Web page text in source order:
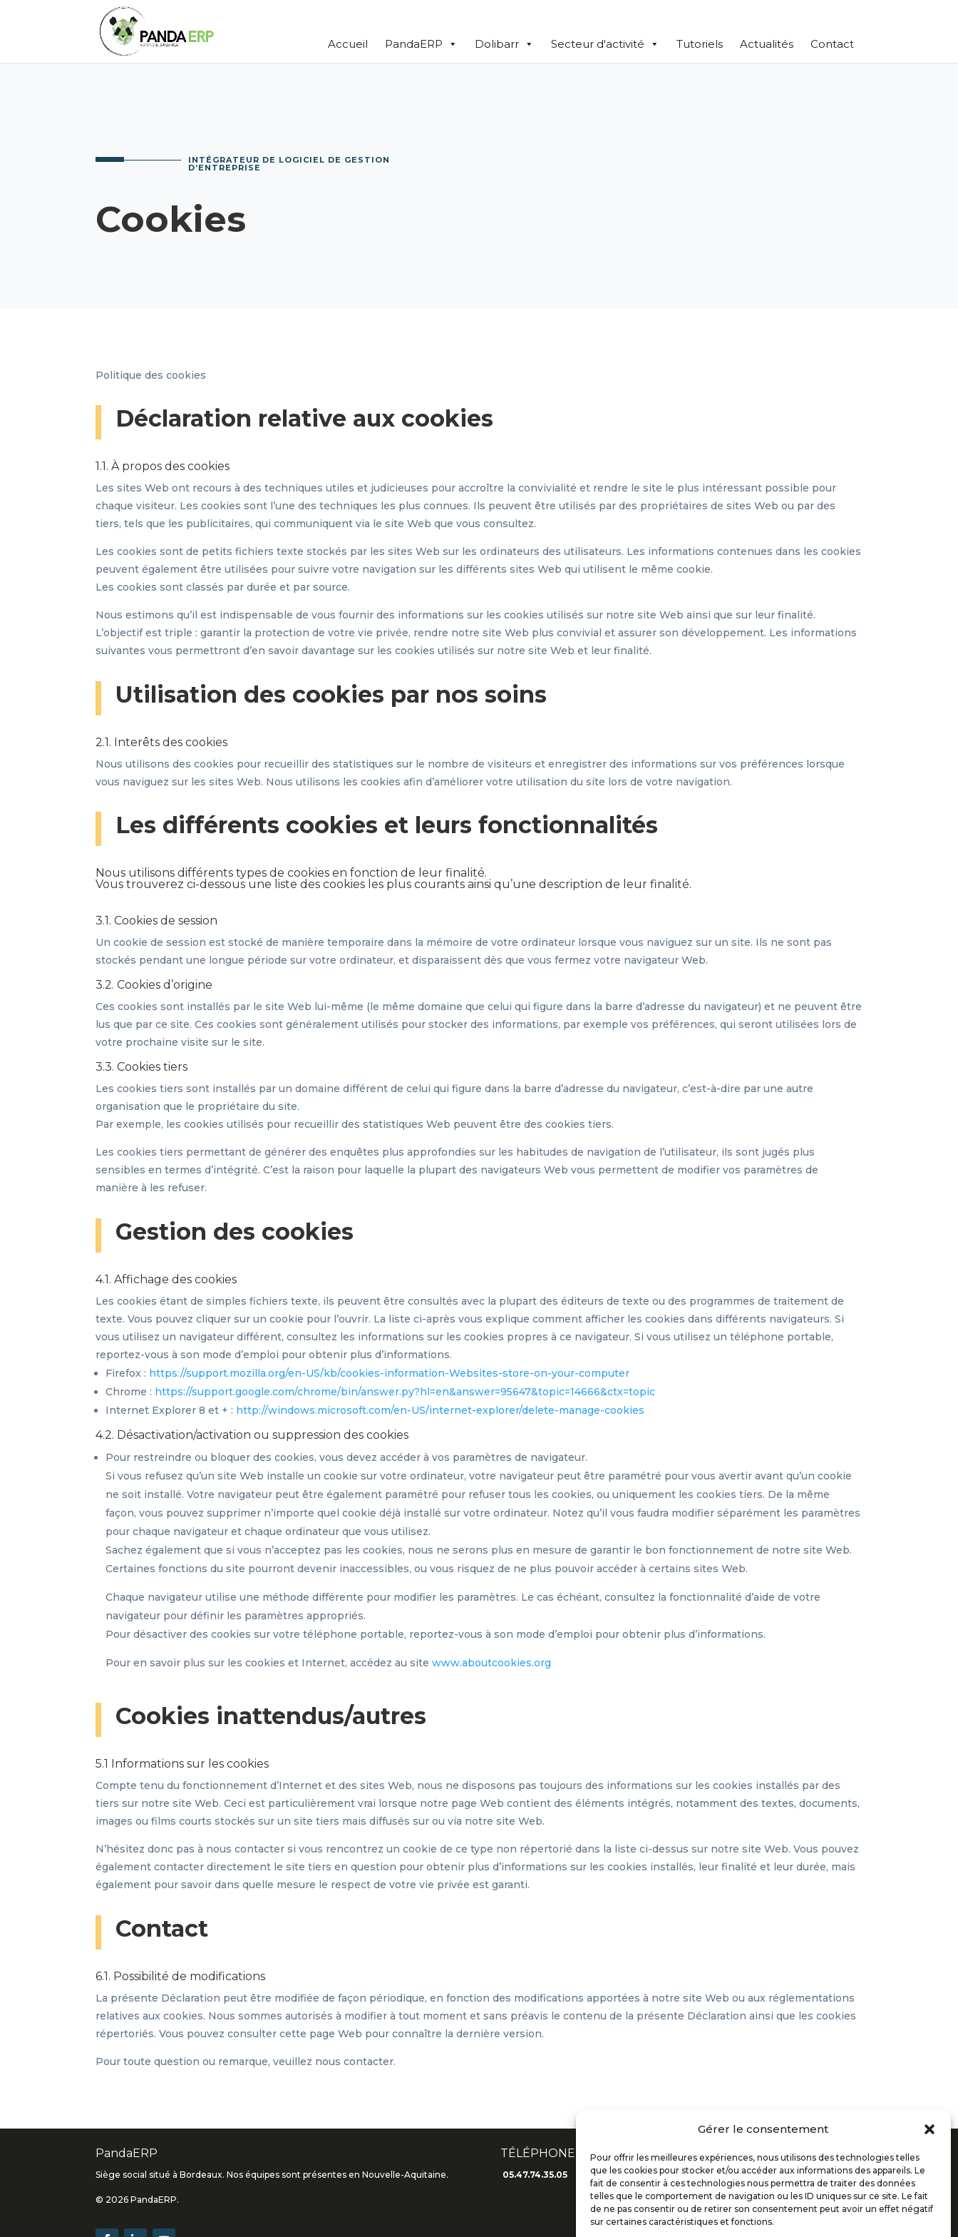
Gérer le consentement
Pour offrir les meilleures expériences, nous utilisons des technologies telles
que les cookies pour stocker et/ou accéder aux informations des appareils. Le
fait de consentir à ces technologies nous permettra de traiter des données
telles que le comportement de navigation ou les ID uniques sur ce site. Le fait
de ne pas consentir ou de retirer son consentement peut avoir un effet négatif
sur certaines caractéristiques et fonctions.
Accueil PandaERP Dolibarr Secteur d'activité Tutoriels Actualités Contact
INTÉGRATEUR DE LOGICIEL DE GESTION
D’ENTREPRISE
Cookies
Politique des cookies
Déclaration relative aux cookies
1.1. À propos des cookies
Les sites Web ont recours à des techniques utiles et judicieuses pour accroître la convivialité et rendre le site le plus intéressant possible pour
chaque visiteur. Les cookies sont l’une des techniques les plus connues. Ils peuvent être utilisés par des propriétaires de sites Web ou par des
tiers, tels que les publicitaires, qui communiquent via le site Web que vous consultez.
Les cookies sont de petits fichiers texte stockés par les sites Web sur les ordinateurs des utilisateurs. Les informations contenues dans les cookies
peuvent également être utilisées pour suivre votre navigation sur les différents sites Web qui utilisent le même cookie.
Les cookies sont classés par durée et par source.
Nous estimons qu’il est indispensable de vous fournir des informations sur les cookies utilisés sur notre site Web ainsi que sur leur finalité.
L’objectif est triple : garantir la protection de votre vie privée, rendre notre site Web plus convivial et assurer son développement. Les informations
suivantes vous permettront d’en savoir davantage sur les cookies utilisés sur notre site Web et leur finalité.
Utilisation des cookies par nos soins
2.1. Interêts des cookies
Nous utilisons des cookies pour recueillir des statistiques sur le nombre de visiteurs et enregistrer des informations sur vos préférences lorsque
vous naviguez sur les sites Web. Nous utilisons les cookies afin d’améliorer votre utilisation du site lors de votre navigation.
Les différents cookies et leurs fonctionnalités
Nous utilisons différents types de cookies en fonction de leur finalité.
Vous trouverez ci-dessous une liste des cookies les plus courants ainsi qu’une description de leur finalité.
3.1. Cookies de session
Un cookie de session est stocké de manière temporaire dans la mémoire de votre ordinateur lorsque vous naviguez sur un site. Ils ne sont pas
stockés pendant une longue période sur votre ordinateur, et disparaissent dès que vous fermez votre navigateur Web.
3.2. Cookies d’origine
Ces cookies sont installés par le site Web lui-même (le même domaine que celui qui figure dans la barre d’adresse du navigateur) et ne peuvent être
lus que par ce site. Ces cookies sont généralement utilisés pour stocker des informations, par exemple vos préférences, qui seront utilisées lors de
votre prochaine visite sur le site.
3.3. Cookies tiers
Les cookies tiers sont installés par un domaine différent de celui qui figure dans la barre d’adresse du navigateur, c’est-à-dire par une autre
organisation que le propriétaire du site.
Par exemple, les cookies utilisés pour recueillir des statistiques Web peuvent être des cookies tiers.
Les cookies tiers permettant de générer des enquêtes plus approfondies sur les habitudes de navigation de l’utilisateur, ils sont jugés plus
sensibles en termes d’intégrité. C’est la raison pour laquelle la plupart des navigateurs Web vous permettent de modifier vos paramètres de
manière à les refuser.
Gestion des cookies
4.1. Affichage des cookies
Les cookies étant de simples fichiers texte, ils peuvent être consultés avec la plupart des éditeurs de texte ou des programmes de traitement de
texte. Vous pouvez cliquer sur un cookie pour l’ouvrir. La liste ci-après vous explique comment afficher les cookies dans différents navigateurs. Si
vous utilisez un navigateur différent, consultez les informations sur les cookies propres à ce navigateur. Si vous utilisez un téléphone portable,
reportez-vous à son mode d’emploi pour obtenir plus d’informations.
Firefox : https://support.mozilla.org/en-US/kb/cookies-information-Websites-store-on-your-computer
Chrome : https://support.google.com/chrome/bin/answer.py?hl=en&answer=95647&topic=14666&ctx=topic
Internet Explorer 8 et + : http://windows.microsoft.com/en-US/internet-explorer/delete-manage-cookies
4.2. Désactivation/activation ou suppression des cookies
Pour restreindre ou bloquer des cookies, vous devez accéder à vos paramètres de navigateur.
Si vous refusez qu’un site Web installe un cookie sur votre ordinateur, votre navigateur peut être paramétré pour vous avertir avant qu’un cookie
ne soit installé. Votre navigateur peut être également paramétré pour refuser tous les cookies, ou uniquement les cookies tiers. De la même
façon, vous pouvez supprimer n’importe quel cookie déjà installé sur votre ordinateur. Notez qu’il vous faudra modifier séparément les paramètres
pour chaque navigateur et chaque ordinateur que vous utilisez.
Sachez également que si vous n’acceptez pas les cookies, nous ne serons plus en mesure de garantir le bon fonctionnement de notre site Web.
Certaines fonctions du site pourront devenir inaccessibles, ou vous risquez de ne plus pouvoir accéder à certains sites Web.
Chaque navigateur utilise une méthode différente pour modifier les paramètres. Le cas échéant, consultez la fonctionnalité d’aide de votre
navigateur pour définir les paramètres appropriés.
Pour désactiver des cookies sur votre téléphone portable, reportez-vous à son mode d’emploi pour obtenir plus d’informations.
Pour en savoir plus sur les cookies et Internet, accédez au sitewww.aboutcookies.org
Cookies inattendus/autres
5.1 Informations sur les cookies
Compte tenu du fonctionnement d’Internet et des sites Web, nous ne disposons pas toujours des informations sur les cookies installés par des
tiers sur notre site Web. Ceci est particulièrement vrai lorsque notre page Web contient des éléments intégrés, notamment des textes, documents,
images ou films courts stockés sur un site tiers mais diffusés sur ou via notre site Web.
N’hésitez donc pas à nous contacter si vous rencontrez un cookie de ce type non répertorié dans la liste ci-dessus sur notre site Web. Vous pouvez
également contacter directement le site tiers en question pour obtenir plus d’informations sur les cookies installés, leur finalité et leur durée, mais
également pour savoir dans quelle mesure le respect de votre vie privée est garanti.
Contact
6.1. Possibilité de modifications
La présente Déclaration peut être modifiée de façon périodique, en fonction des modifications apportées à notre site Web ou aux réglementations
relatives aux cookies. Nous sommes autorisés à modifier à tout moment et sans préavis le contenu de la présente Déclaration ainsi que les cookies
répertoriés. Vous pouvez consulter cette page Web pour connaître la dernière version.
Pour toute question ou remarque, veuillez nous contacter.
PandaERP
Siège social situé à Bordeaux. Nos équipes sont présentes en Nouvelle-Aquitaine.
© 2026 PandaERP.
TÉLÉPHONE
05.47.74.35.05
Mentions
Légales
Consulter les
mentions légales
Consulter les
Articles récents
Qu’est-ce
qu’une PDP